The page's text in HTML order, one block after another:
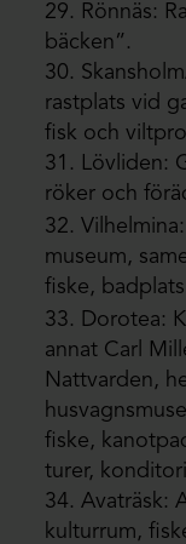
29. Rönnäs:
bäcken”.
30.
rastplats vid
fisk och
31. Lövliden:
röker och
32.
museum,
fiske,
33. Dorotea:
annat Carl
Nattvarden,
fiske,
turer,
34. Avaträsk:
kulturrum,